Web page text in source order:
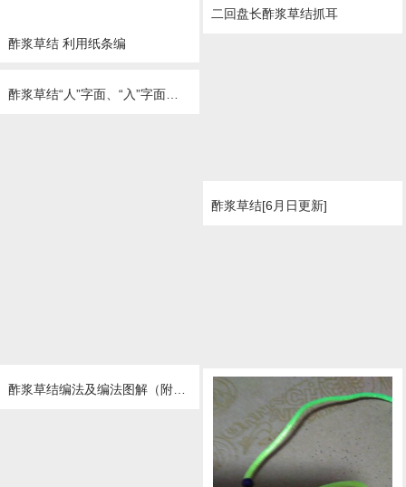
酢浆草结 利用纸条编
二回盘长酢浆草结抓耳
酢浆草结“人”字面、“入”字面教程
酢浆草结[6月日更新]
酢浆草结编法及编法图解（附视频教程） 二耳酢浆草结。